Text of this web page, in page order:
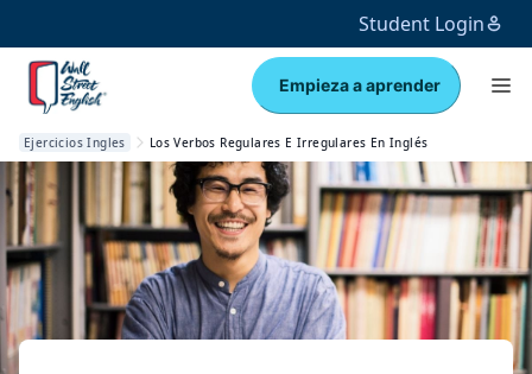
Student Login
Empieza a aprender
Ejercicios Ingles Los Verbos Regulares E Irregulares En Inglés